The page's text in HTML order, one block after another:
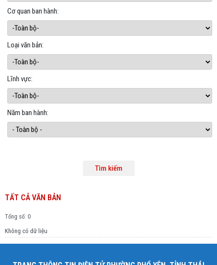
Cơ quan ban hành:
Loại văn bản:
Lĩnh vực:
Năm ban hành:
TẤT CẢ VĂN BẢN
Tổng số: 0
Không có dữ liệu